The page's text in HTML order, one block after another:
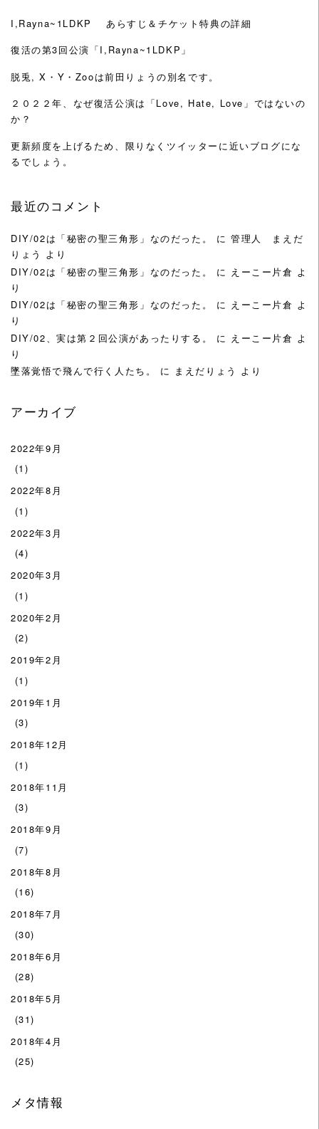
I,Rayna~1LDKP あらすじ＆チケット特典の詳細
復活の第3回公演「I,Rayna~1LDKP」
脱兎, X・Y・Zooは前田りょうの別名です。
２０２２年、なぜ復活公演は「Love, Hate, Love」ではないの
か？
更新頻度を上げるため、限りなくツイッターに近いブログにな
るでしょう。
最近のコメント
DIY/02は「秘密の聖三角形」なのだった。 に管理人 まえだ
りょう より
DIY/02は「秘密の聖三角形」なのだった。
に えーこー片倉 よ
り
DIY/02は「秘密の聖三角形」なのだった。
に えーこー片倉 よ
り
DIY/02、実は第２回公演があったりする。
に えーこー片倉 よ
り
墜落覚悟で飛んで行く人たち。
に まえだりょう より
アーカイブ
2022年9月
(1)
2022年8月
(1)
2022年3月
(4)
2020年3月
(1)
2020年2月
(2)
2019年2月
(1)
2019年1月
(3)
2018年12月
(1)
2018年11月
(3)
2018年9月
(7)
2018年8月
(16)
2018年7月
(30)
2018年6月
(28)
2018年5月
(31)
2018年4月
(25)
メタ情報